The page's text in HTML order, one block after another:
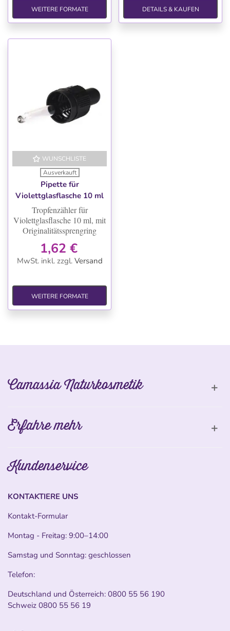
WEITERE FORMATE DETAILS & KAUFEN
WUNSCHLISTE
Ausverkauft
Pipette für
Violettglasflasche 10 ml
Tropfenzähler für
Violettglasflasche 10 ml, mit
Originalitätssprengring
1,62 €
MwSt. inkl. zzgl. Versand
WEITERE FORMATE
Camassia Naturkosmetik
Erfahre mehr
Kundenservice
KONTAKTIERE UNS
Kontakt-Formular
Montag - Freitag: 9:00–14:00
Samstag und Sonntag: geschlossen
Telefon:
Deutschland und Österreich: 0800 55 56 190
Schweiz 0800 55 56 19